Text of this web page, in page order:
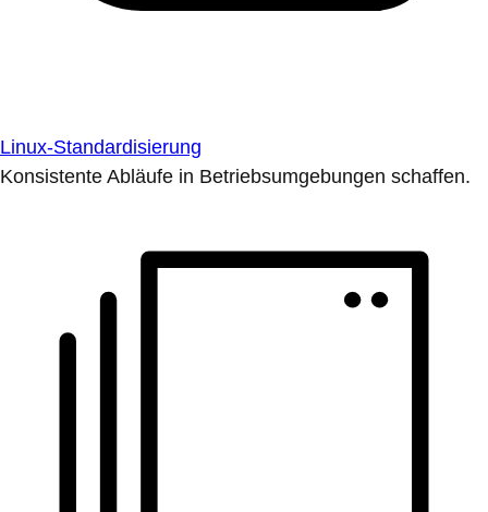
Linux-Standardisierung
Konsistente Abläufe in Betriebsumgebungen schaffen.